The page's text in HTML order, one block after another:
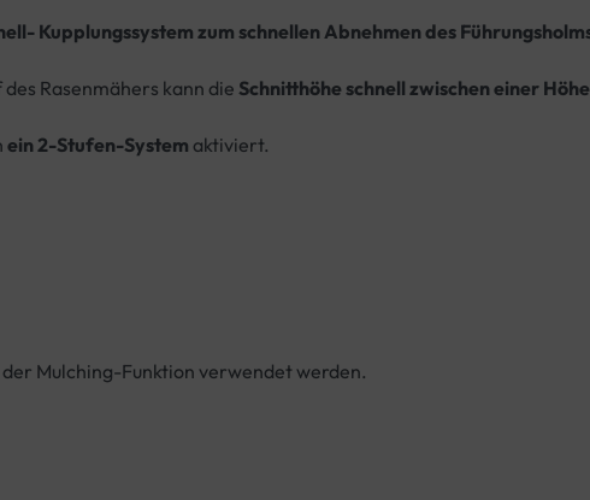
Kupplungssystem zum schnellen Abnehmen des
Rasenmähers kann die Schnitthöhe schnell zwischen einer
ein 2-Stufen-System aktiviert.
Mulching-Funktion verwendet werden.